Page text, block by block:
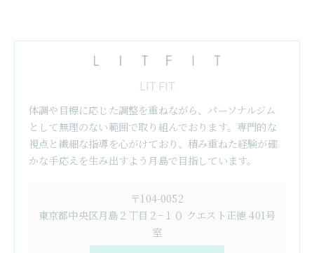
LIT FIT
体調や目標に応じた調整を重ねながら、パーソナルジム
として無理のない範囲で取り組んでおります。専門的な
視点と繊細な指導を心がけており、積み重ねた経験が確
かな手応えを生み出すよう月島で目指しています。
〒104-0052
東京都中央区月島２丁目２−１０ クエスト正徳 401号
室